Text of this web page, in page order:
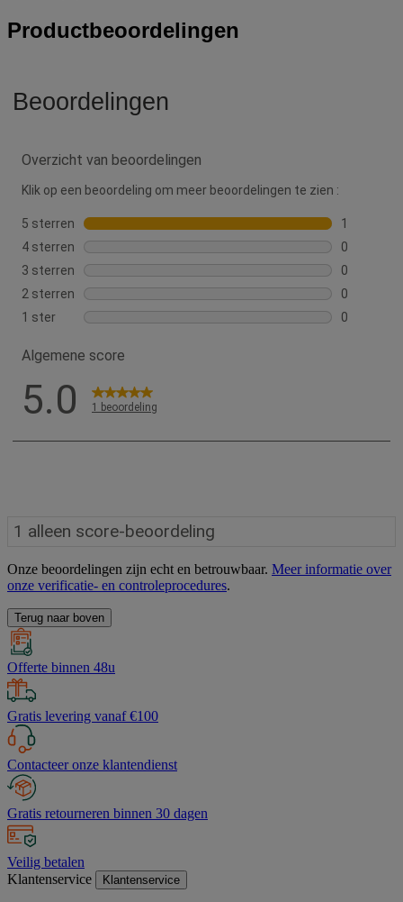
Productbeoordelingen
Onze beoordelingen zijn echt en betrouwbaar. Meer informatie over
onze verificatie- en controleprocedures.
Terug naar boven
Offerte binnen 48u
Gratis levering vanaf €100
Contacteer onze klantendienst
Gratis retourneren binnen 30 dagen
Veilig betalen
Klantenservice
Klantenservice